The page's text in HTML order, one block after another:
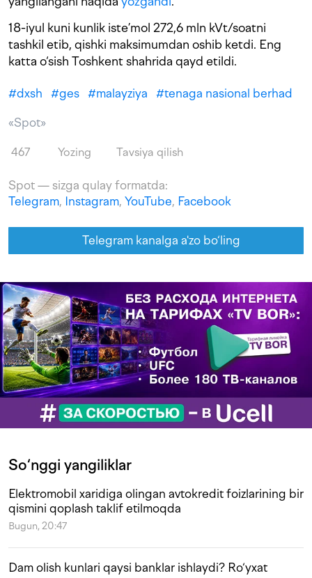
18-iyul kuni kunlik iste’mol 272,6 mln kVt/soatni
tashkil etib, qishki maksimumdan oshib ketdi. Eng
katta o‘sish Toshkent shahrida qayd etildi.
#dxsh #ges #malayziya #tenaga nasional berhad
«Spot»
467 Yozing Tavsiya qilish
Spot — sizga qulay formatda:
Telegram, Instagram, YouTube, Facebook
Telegram kanalga a'zo bo‘ling
So‘nggi yangiliklar
Elektromobil xaridiga olingan avtokredit foizlarining bir
qismini qoplash taklif etilmoqda
Bugun, 20:47
Dam olish kunlari qaysi banklar ishlaydi? Ro‘yxat